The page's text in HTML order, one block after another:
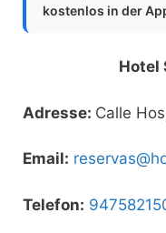
kostenlos in der
Hotel
Adresse: Calle
Email:
Telefon: